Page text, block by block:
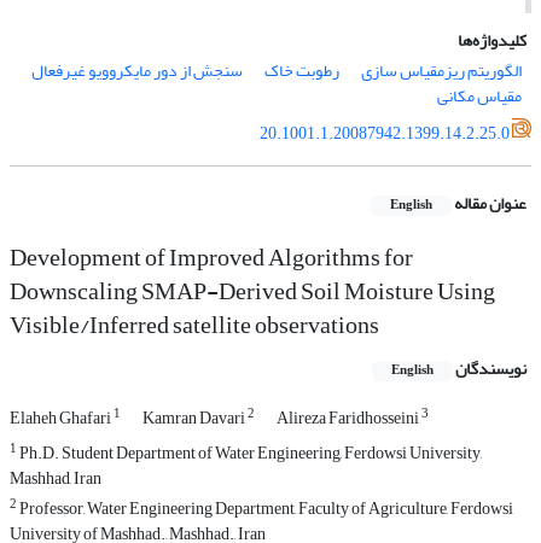
کلیدواژه‌ها
الگوریتم ریزمقیاس سازی
رطوبت خاک سنجش از دور مایکروویو غیرفعال
مقیاس مکانی
20.1001.1.20087942.1399.14.2.25.0
عنوان مقاله English
Development of Improved Algorithms for
Downscaling SMAP-Derived Soil Moisture Using
Visible/Inferred satellite observations
نویسندگان English
Elaheh Ghafari1 Kamran Davari2 Alireza Faridhosseini3
1Ph.D. Student Department of Water Engineering, Ferdowsi University,
Mashhad, Iran
2Professor, Water Engineering Department, Faculty of Agriculture, Ferdowsi
University of Mashhad., Mashhad., Iran